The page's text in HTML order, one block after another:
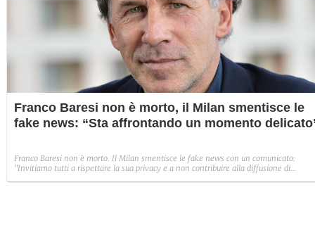
Franco Baresi non è morto, il Milan smentisce le
fake news: “Sta affrontando un momento
Franco Baresi non è morto. Il Milan smentisce le fake news con un comunicato:
"Invitiamo tutti a rispettare la sua privacy e a non contribuire alla diffusione di